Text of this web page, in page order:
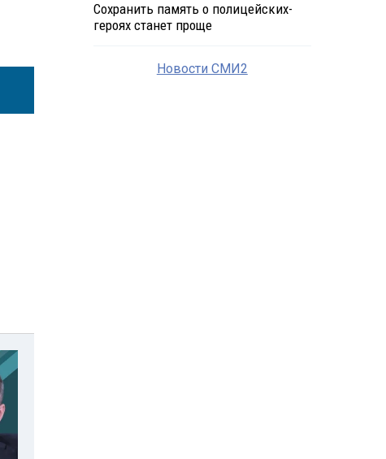
Сохранить память о полицейских-
героях станет проще
Новости СМИ2